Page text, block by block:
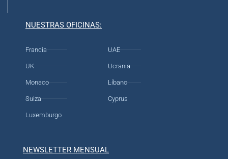
NUESTRAS OFICINAS:
Francia
UK
Monaco
Suiza
Luxemburgo
UAE
Ucrania
Líbano
Cyprus
NEWSLETTER MENSUAL